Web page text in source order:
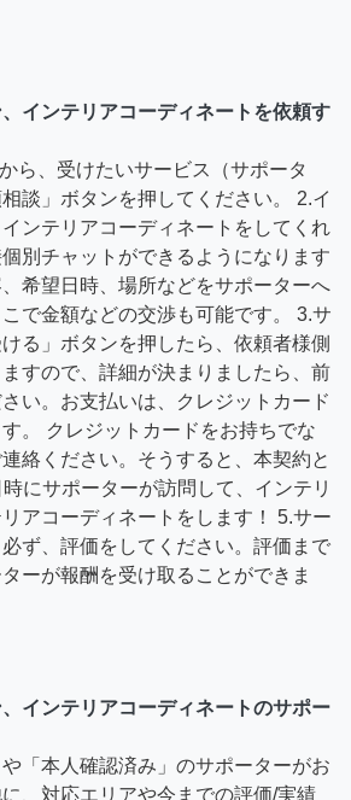
インテリアコーディネートを依頼す
ら、受けたいサービス（サポータ
談」ボタンを押してください。 2.イ
ンテリアコーディネートをしてくれ
別チャットができるようになります
希望日時、場所などをサポーターへ
で金額などの交渉も可能です。 3.サ
る」ボタンを押したら、依頼者様側
すので、詳細が決まりましたら、前
い。お支払いは、クレジットカード
。 クレジットカードをお持ちでな
絡ください。そうすると、本契約と
にサポーターが訪問して、インテリ
アコーディネートをします！ 5.サー
ず、評価をしてください。評価まで
ーが報酬を受け取ることができま
インテリアコーディネートのサポー
や「本人確認済み」のサポーターがお
、対応エリアや今までの評価/実績